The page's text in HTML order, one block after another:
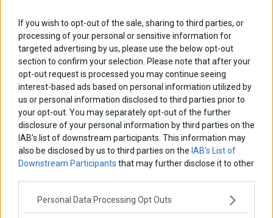
If you wish to opt-out of the sale, sharing to third parties, or
processing of your personal or sensitive information for
targeted advertising by us, please use the below opt-out
section to confirm your selection. Please note that after your
opt-out request is processed you may continue seeing
interest-based ads based on personal information utilized by
us or personal information disclosed to third parties prior to
your opt-out. You may separately opt-out of the further
disclosure of your personal information by third parties on the
IAB’s list of downstream participants. This information may
also be disclosed by us to third parties on the IAB’s List of
Downstream Participants that may further disclose it to other
Personal Data Processing Opt Outs
Αποθήκευσε το όνομά μου, email, και τον ιστότοπο μου σε αυτόν